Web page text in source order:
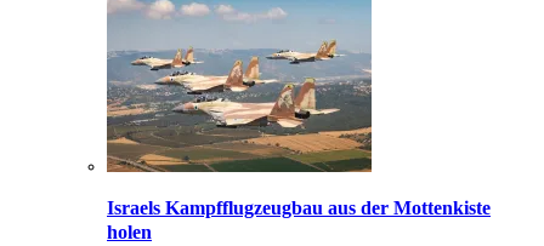
Israels Kampfflugzeugbau aus der Mottenkiste
holen